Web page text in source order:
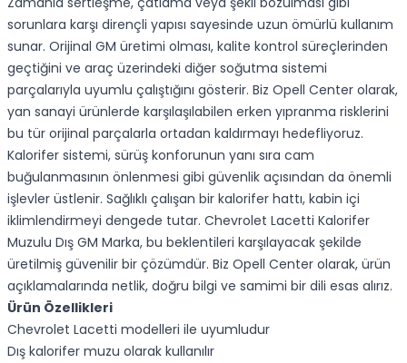
sorunlara karşı dirençli yapısı sayesinde uzun ömürlü kullanım
sunar. Orijinal GM üretimi olması, kalite kontrol süreçlerinden
geçtiğini ve araç üzerindeki diğer soğutma sistemi
parçalarıyla uyumlu çalıştığını gösterir. Biz Opell Center olarak,
yan sanayi ürünlerde karşılaşılabilen erken yıpranma risklerini
bu tür orijinal parçalarla ortadan kaldırmayı hedefliyoruz.
Kalorifer sistemi, sürüş konforunun yanı sıra cam
buğulanmasının önlenmesi gibi güvenlik açısından da önemli
işlevler üstlenir. Sağlıklı çalışan bir kalorifer hattı, kabin içi
iklimlendirmeyi dengede tutar. Chevrolet Lacetti Kalorifer
Muzulu Dış GM Marka, bu beklentileri karşılayacak şekilde
üretilmiş güvenilir bir çözümdür. Biz Opell Center olarak, ürün
açıklamalarında netlik, doğru bilgi ve samimi bir dili esas alırız.
Ürün Özellikleri
Chevrolet Lacetti modelleri ile uyumludur
Dış kalorifer muzu olarak kullanılır